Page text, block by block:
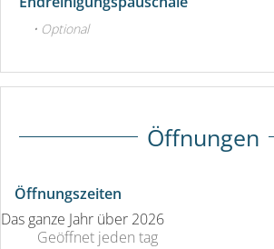
• Optional
Öffnungen
Öffnungszeiten
Das ganze Jahr über 2026
Geöffnet jeden tag